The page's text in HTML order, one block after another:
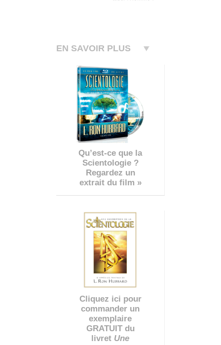
EN SAVOIR PLUS
Qu’est-ce que la
Scientologie ?
Regardez un
extrait du film »
Cliquez ici pour
commander un
exemplaire
GRATUIT du
livret Une